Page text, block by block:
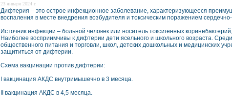
23 января 2024 г.
Дифтерия – это острое инфекционное заболевание, характеризующееся
воспаления в месте внедрения возбудителя и токсическим поражением
Источник инфекции – больной человек или носитель токсигенных
Наиболее восприимчивы к дифтерии дети ясельного и школьного возраста.
общественного питания и торговли, школ, детских дошкольных и медицинских
защититься от дифтерии.
Схема вакцинации против дифтерии:
I вакцинация АКДС внутримышечно в 3 месяца.
II вакцинация АКДС в 4,5 месяца.